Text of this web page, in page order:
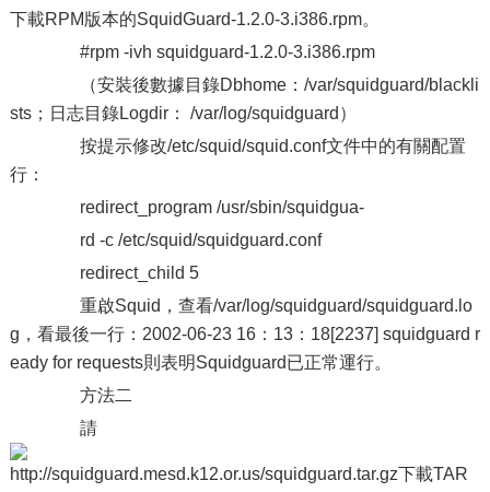
下載RPM版本的SquidGuard-1.2.0-3.i386.rpm。
#rpm -ivh squidguard-1.2.0-3.i386.rpm
（安裝後數據目錄Dbhome：/var/squidguard/blackli
sts；日志目錄Logdir： /var/log/squidguard）
按提示修改/etc/squid/squid.conf文件中的有關配置
行：
redirect_program /usr/sbin/squidgua-
rd -c /etc/squid/squidguard.conf
redirect_child 5
重啟Squid，查看/var/log/squidguard/squidguard.lo
g，看最後一行：2002-06-23 16：13：18[2237] squidguard r
eady for requests則表明Squidguard已正常運行。
方法二
請
http://squidguard.mesd.k12.or.us/squidguard.tar.gz下載TAR